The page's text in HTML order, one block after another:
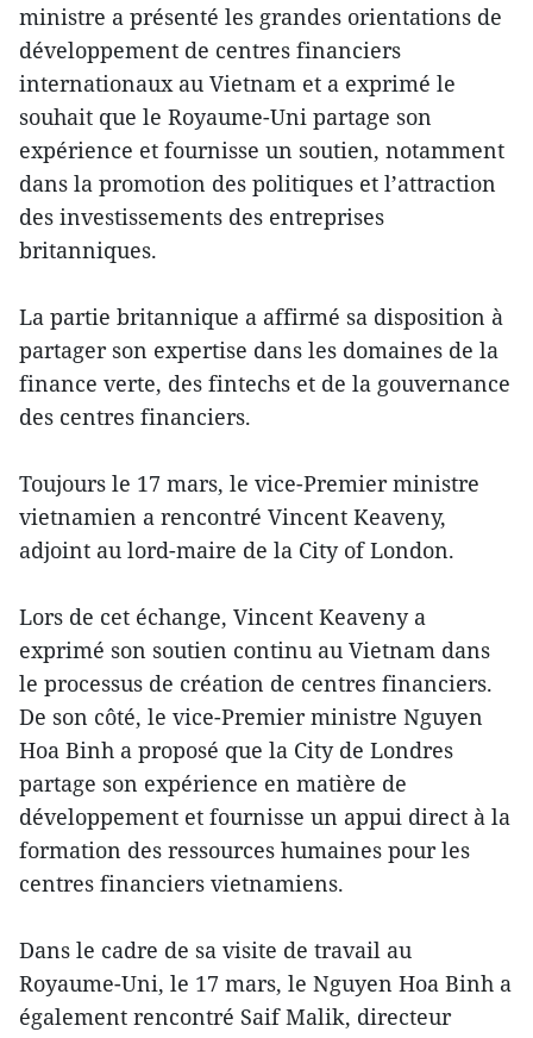
ministre a présenté les grandes orientations de
développement de centres financiers
internationaux au Vietnam et a exprimé le
souhait que le Royaume-Uni partage son
expérience et fournisse un soutien, notamment
dans la promotion des politiques et l’attraction
des investissements des entreprises
britanniques.
La partie britannique a affirmé sa disposition à
partager son expertise dans les domaines de la
finance verte, des fintechs et de la gouvernance
des centres financiers.
Toujours le 17 mars, le vice-Premier ministre
vietnamien a rencontré Vincent Keaveny,
adjoint au lord-maire de la City of London.
Lors de cet échange, Vincent Keaveny a
exprimé son soutien continu au Vietnam dans
le processus de création de centres financiers.
De son côté, le vice-Premier ministre Nguyen
Hoa Binh a proposé que la City de Londres
partage son expérience en matière de
développement et fournisse un appui direct à la
formation des ressources humaines pour les
centres financiers vietnamiens.
Dans le cadre de sa visite de travail au
Royaume-Uni, le 17 mars, le Nguyen Hoa Binh a
également rencontré Saif Malik, directeur